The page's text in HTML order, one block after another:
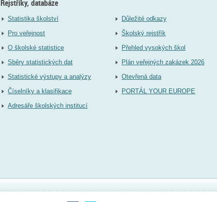
Rejstříky, databáze
Statistika školství
Pro veřejnost
O školské statistice
Sběry statistických dat
Statistické výstupy a analýzy
Číselníky a klasifikace
Adresáře školských institucí
Důležité odkazy
Školský rejstřík
Přehled vysokých škol
Plán veřejných zakázek 2026
Otevřená data
PORTÁL YOUR EUROPE